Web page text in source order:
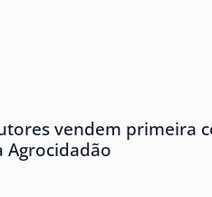
vendem primeira
Agrocidadão